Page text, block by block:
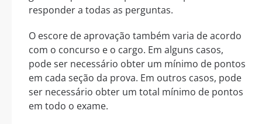
responder a todas as perguntas.
O escore de aprovação também varia de acordo
com o concurso e o cargo. Em alguns casos,
pode ser necessário obter um mínimo de pontos
em cada seção da prova. Em outros casos, pode
ser necessário obter um total mínimo de pontos
em todo o exame.